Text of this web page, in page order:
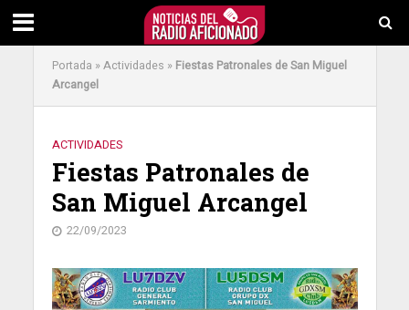
Portada »Actividades » Fiestas Patronales de San Miguel
Arcangel
ACTIVIDADES
Fiestas Patronales de
San Miguel Arcangel
22/09/2023